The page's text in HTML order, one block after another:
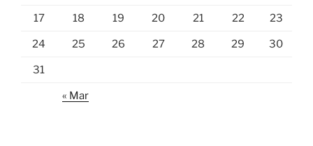
17 18 19 20 21 22 23
24 25 26 27 28 29 30
31
« Mar